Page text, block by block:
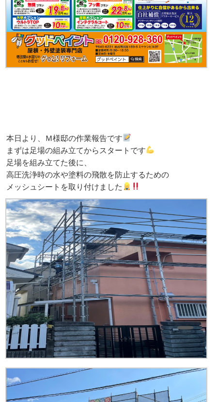
本日より、Ｍ様邸の作業報告です
まずは足場の組み立てからスタートです
足場を組み立てた後に、
高圧洗浄時の水や塗料の飛散を防止するための
メッシュシートを取り付けました